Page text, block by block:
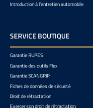
Introduction à l’entretien automobile
SERVICE BOUTIQUE
Garantie RUPES
Garantie des outils Flex
Garantie SCANGRIP
Fiches de données de sécurité
Droit de rétractation
Exercer son droit de rétractation